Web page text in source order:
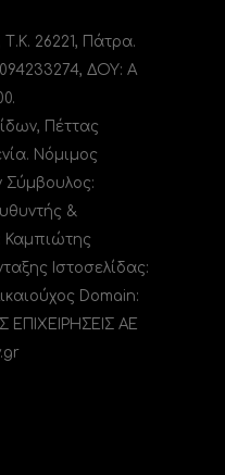
26221, Πάτρα.
ΔΟΥ: A
Πέττας
Νόμιμος
&
Καμπιώτης
Ιστοσελίδας:
Domain:
ΕΠΙΧΕΙΡΗΣΕΙΣ ΑΕ